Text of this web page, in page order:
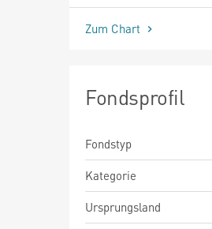
seit Beginn
Zum Chart
Fondsprofil
Fondstyp
Kategorie
Ursprungsland